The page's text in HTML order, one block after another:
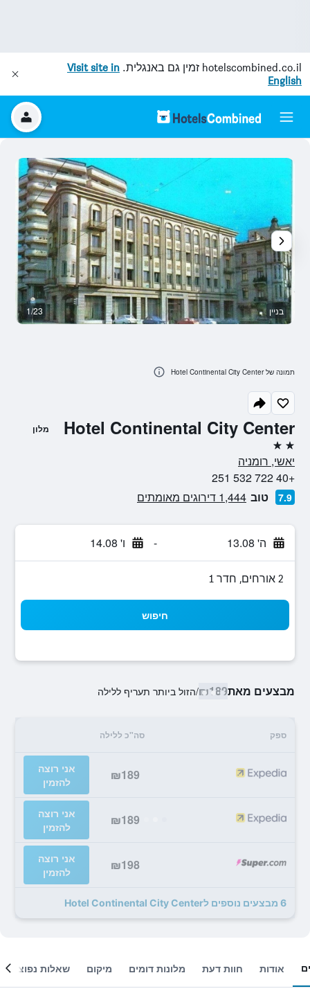
hotelscombined.co.il זמין גם באנגלית. Visit site in
English
Hotel Continental City Center מלון
2 כוכבים
יאשי, רומניה
+40 722 532 251
7.9 טוב 1,444 דירוגים מאומתים
ה' 13.08 - ו' 14.08
2 אורחים, חדר 1
חיפוש
מבצעים מאת₪189
/הזול ביותר תעריף ללילה
ספק סה"כ ללילה
₪189
אני רוצה
להזמין
₪189
אני רוצה
להזמין
₪198
אני רוצה
להזמין
6 מבצעים נוספים לHotel Continental City Center
בניין 1/23
תמונה של Hotel Continental City Center
אודות חוות דעת מלונות דומים מיקום שאלות נפוצות